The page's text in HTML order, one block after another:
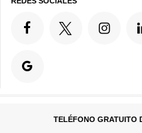
TELÉFONO GRATUITO